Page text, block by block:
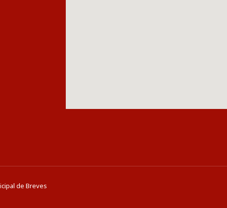
de Breves